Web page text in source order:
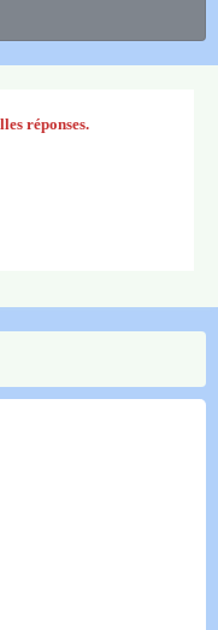
réponses.